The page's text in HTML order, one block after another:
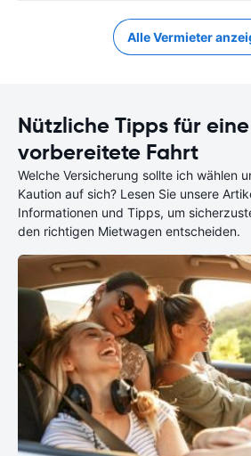
Alle Vermieter
Nützliche Tipps für
vorbereitete Fahrt
Welche Versicherung sollte ich wählen
Kaution auf sich? Lesen Sie unsere
Informationen und Tipps, um
den richtigen Mietwagen entscheiden.